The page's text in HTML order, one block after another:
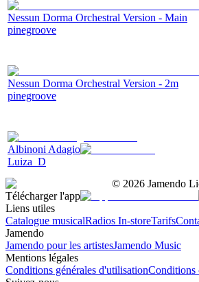
Nessun Dorma Orchestral Version - Main
pinegroove
Nessun Dorma Orchestral Version - 2m
pinegroove
Albinoni Adagio
Luiza_D
© 2026 Jamendo
Télécharger l'app
Liens utiles
Catalogue musicalRadios In-storeTarifs
Jamendo
Jamendo pour les artistesJamendo Music
Mentions légales
Conditions générales d'utilisationConditions